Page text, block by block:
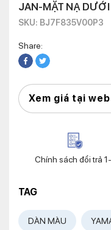
JAN-MẶT NẠ DƯỚI
SKU: BJ7F835V00P3
Share:
Xem giá tại
Chính sách đổi trả 1-
TAG
DÀN MÀU